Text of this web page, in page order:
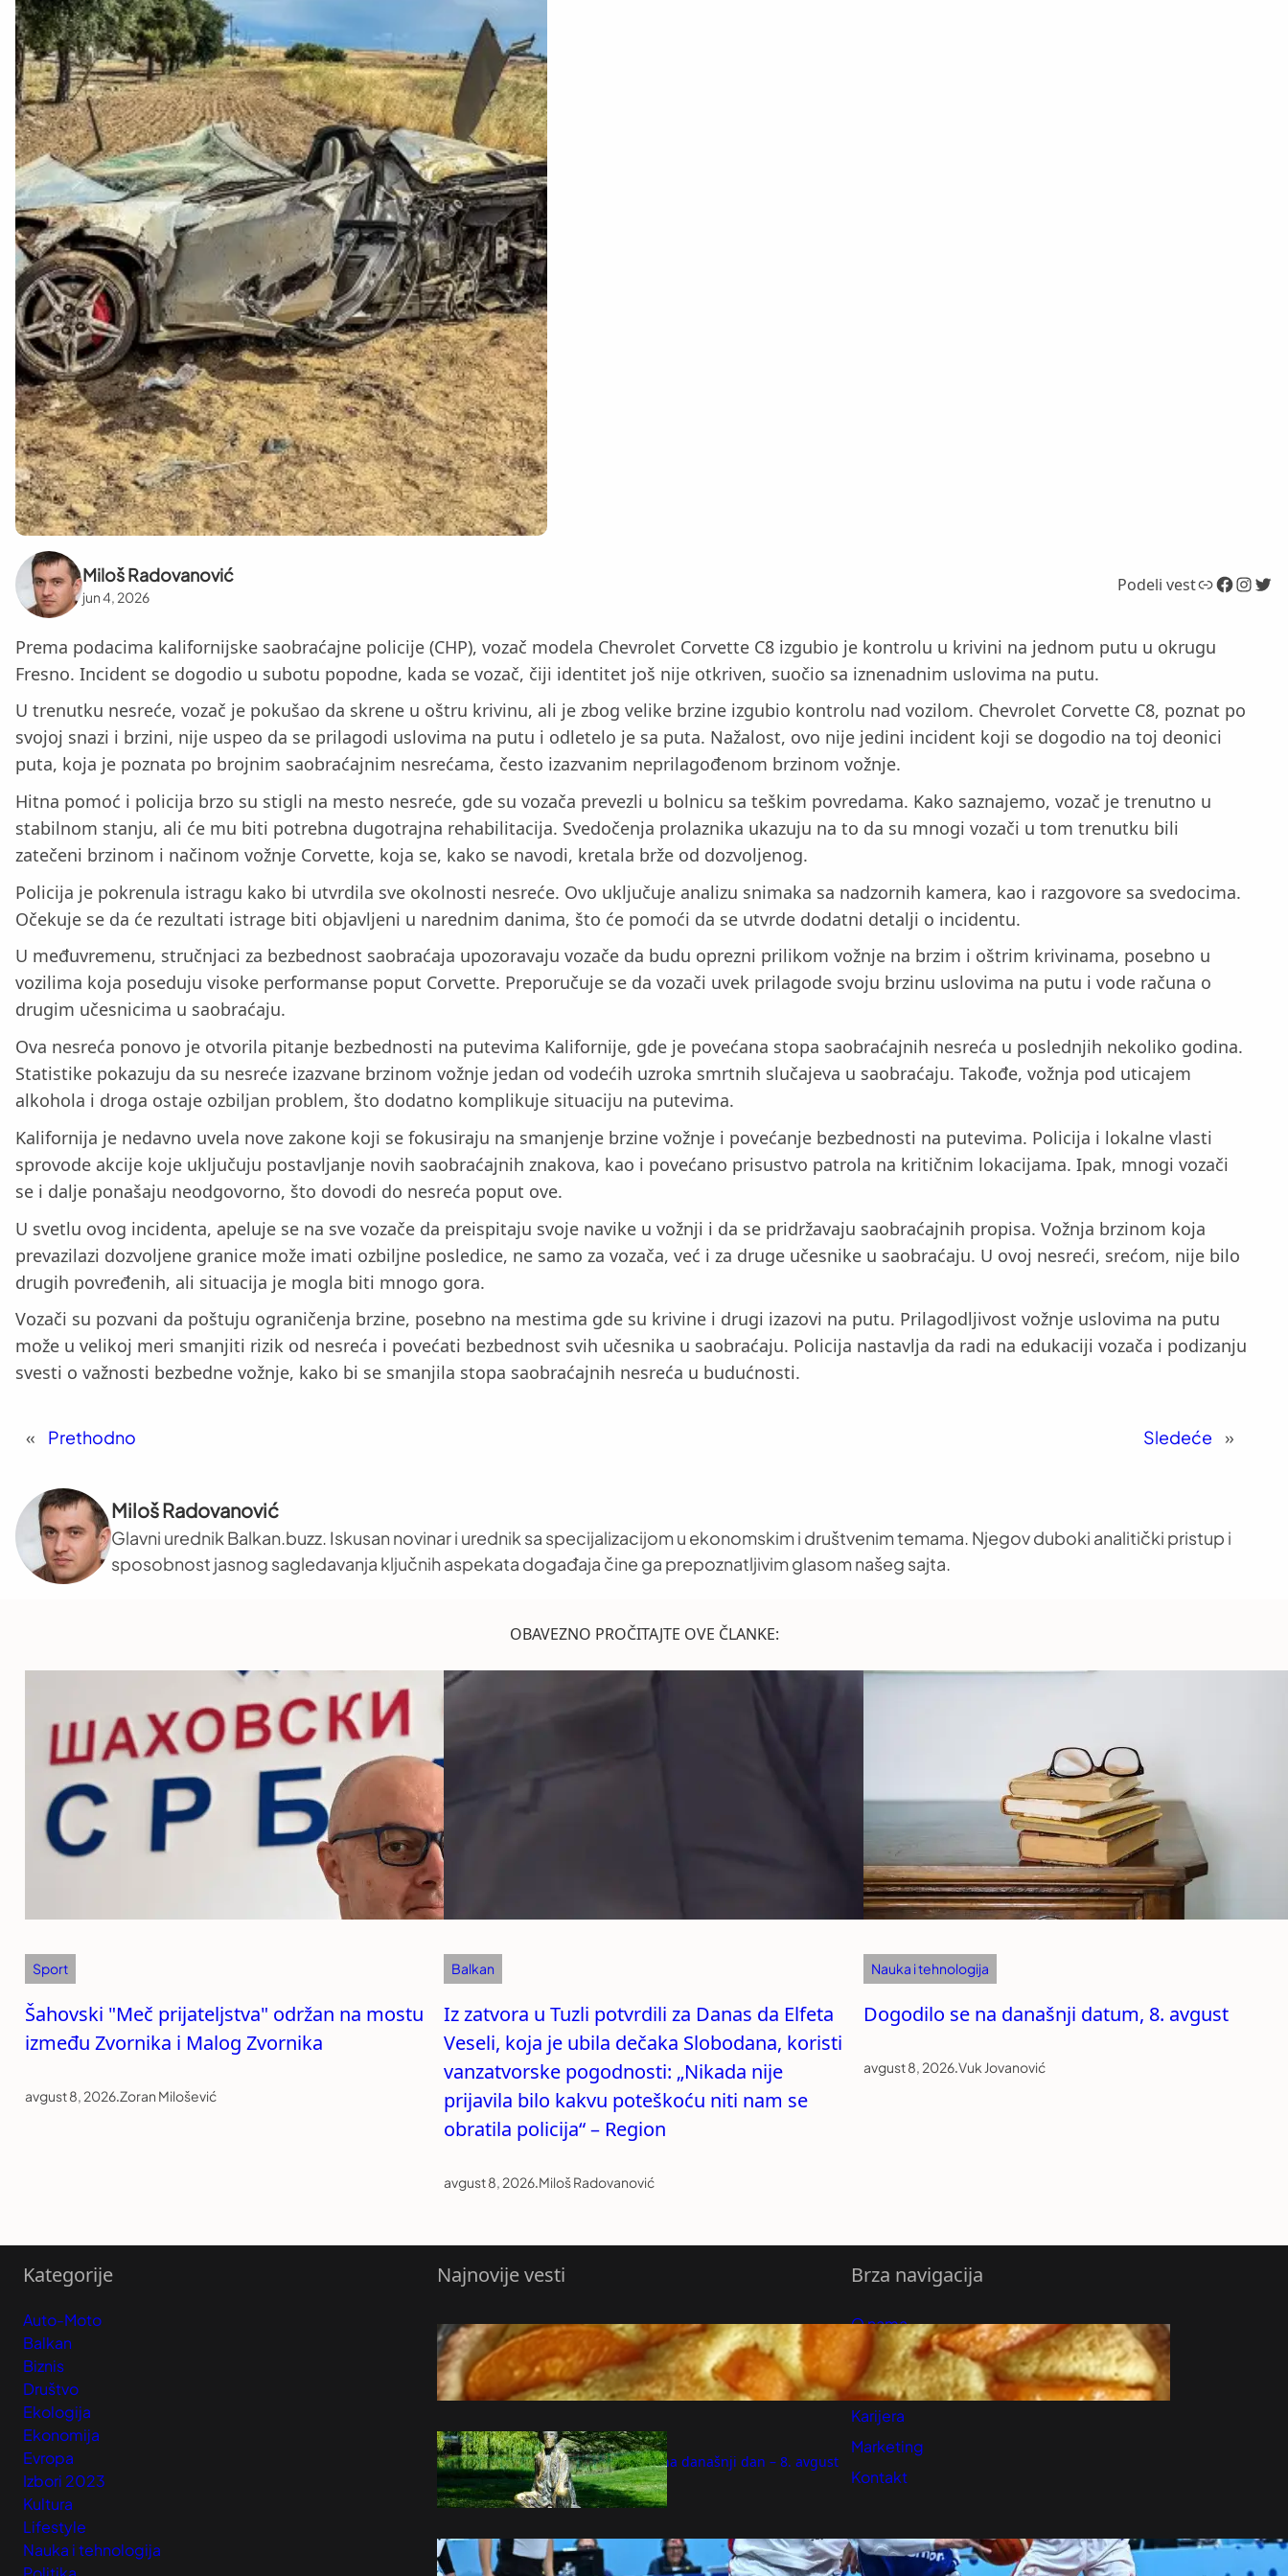
Miloš Radovanović
jun 4, 2026
Podeli vestLink Facebook InstagramTwitter
Prema podacima kalifornijske saobraćajne policije (CHP), vozač modela Chevrolet Corvette C8 izgubio je kontrolu u krivini na jednom putu u okrugu
Fresno. Incident se dogodio u subotu popodne, kada se vozač, čiji identitet još nije otkriven, suočio sa iznenadnim uslovima na putu.
U trenutku nesreće, vozač je pokušao da skrene u oštru krivinu, ali je zbog velike brzine izgubio kontrolu nad vozilom. Chevrolet Corvette C8, poznat po
svojoj snazi i brzini, nije uspeo da se prilagodi uslovima na putu i odletelo je sa puta. Nažalost, ovo nije jedini incident koji se dogodio na toj deonici
puta, koja je poznata po brojnim saobraćajnim nesrećama, često izazvanim neprilagođenom brzinom vožnje.
Hitna pomoć i policija brzo su stigli na mesto nesreće, gde su vozača prevezli u bolnicu sa teškim povredama. Kako saznajemo, vozač je trenutno u
stabilnom stanju, ali će mu biti potrebna dugotrajna rehabilitacija. Svedočenja prolaznika ukazuju na to da su mnogi vozači u tom trenutku bili
zatečeni brzinom i načinom vožnje Corvette, koja se, kako se navodi, kretala brže od dozvoljenog.
Policija je pokrenula istragu kako bi utvrdila sve okolnosti nesreće. Ovo uključuje analizu snimaka sa nadzornih kamera, kao i razgovore sa svedocima.
Očekuje se da će rezultati istrage biti objavljeni u narednim danima, što će pomoći da se utvrde dodatni detalji o incidentu.
U međuvremenu, stručnjaci za bezbednost saobraćaja upozoravaju vozače da budu oprezni prilikom vožnje na brzim i oštrim krivinama, posebno u
vozilima koja poseduju visoke performanse poput Corvette. Preporučuje se da vozači uvek prilagode svoju brzinu uslovima na putu i vode računa o
drugim učesnicima u saobraćaju.
Ova nesreća ponovo je otvorila pitanje bezbednosti na putevima Kalifornije, gde je povećana stopa saobraćajnih nesreća u poslednjih nekoliko godina.
Statistike pokazuju da su nesreće izazvane brzinom vožnje jedan od vodećih uzroka smrtnih slučajeva u saobraćaju. Takođe, vožnja pod uticajem
alkohola i droga ostaje ozbiljan problem, što dodatno komplikuje situaciju na putevima.
Kalifornija je nedavno uvela nove zakone koji se fokusiraju na smanjenje brzine vožnje i povećanje bezbednosti na putevima. Policija i lokalne vlasti
sprovode akcije koje uključuju postavljanje novih saobraćajnih znakova, kao i povećano prisustvo patrola na kritičnim lokacijama. Ipak, mnogi vozači
se i dalje ponašaju neodgovorno, što dovodi do nesreća poput ove.
U svetlu ovog incidenta, apeluje se na sve vozače da preispitaju svoje navike u vožnji i da se pridržavaju saobraćajnih propisa. Vožnja brzinom koja
prevazilazi dozvoljene granice može imati ozbiljne posledice, ne samo za vozača, već i za druge učesnike u saobraćaju. U ovoj nesreći, srećom, nije bilo
drugih povređenih, ali situacija je mogla biti mnogo gora.
Vozači su pozvani da poštuju ograničenja brzine, posebno na mestima gde su krivine i drugi izazovi na putu. Prilagodljivost vožnje uslovima na putu
može u velikoj meri smanjiti rizik od nesreća i povećati bezbednost svih učesnika u saobraćaju. Policija nastavlja da radi na edukaciji vozača i podizanju
svesti o važnosti bezbedne vožnje, kako bi se smanjila stopa saobraćajnih nesreća u budućnosti.
« Prethodno Sledeće »
Miloš Radovanović
Glavni urednik Balkan.buzz. Iskusan novinar i urednik sa specijalizacijom u ekonomskim i društvenim temama. Njegov duboki analitički pristup i
sposobnost jasnog sagledavanja ključnih aspekata događaja čine ga prepoznatljivim glasom našeg sajta.
OBAVEZNO PROČITAJTE OVE ČLANKE:
Sport
Šahovski "Meč prijateljstva" održan na mostu
između Zvornika i Malog Zvornika
avgust 8, 2026.Zoran Milošević
Balkan
Iz zatvora u Tuzli potvrdili za Danas da Elfeta
Veseli, koja je ubila dečaka Slobodana, koristi
vanzatvorske pogodnosti: „Nikada nije
prijavila bilo kakvu poteškoću niti nam se
obratila policija“ – Region
avgust 8, 2026.Miloš Radovanović
Nauka i tehnologija
Dogodilo se na današnji datum, 8. avgust
avgust 8, 2026.Vuk Jovanović
Kategorije
Auto-Moto
Balkan
Biznis
Društvo
Ekologija
Ekonomija
Evropa
Izbori 2023
Kultura
Lifestyle
Nauka i tehnologija
Najnovije vesti
Recept dana: Tart sa kajsijama osvaja
sočnim nadevom i prhkim testom
avgust 8, 2026
Dogodilo se na današnji dan – 8. avgust
avgust 8, 2026
KSS objavio cenu karata za meč Srbije i
Brza navigacija
O nama
Predloži Vest
Pretplatite se na vesti
Karijera
Marketing
Kontakt